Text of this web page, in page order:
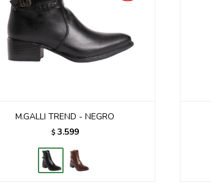
M.GALLI TREND - NEGRO
$ 3.599